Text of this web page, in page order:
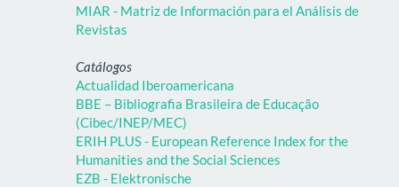
MIAR - Matriz de Información para el Análisis de
Revistas
Catálogos
Actualidad Iberoamericana
BBE – Bibliografia Brasileira de Educação
(Cibec/INEP/MEC)
ERIH PLUS - European Reference Index for the
Humanities and the Social Sciences
EZB - Elektronische